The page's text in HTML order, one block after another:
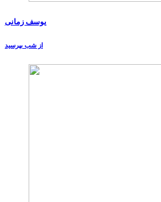
یوسف زمانی
از شب بپرسید